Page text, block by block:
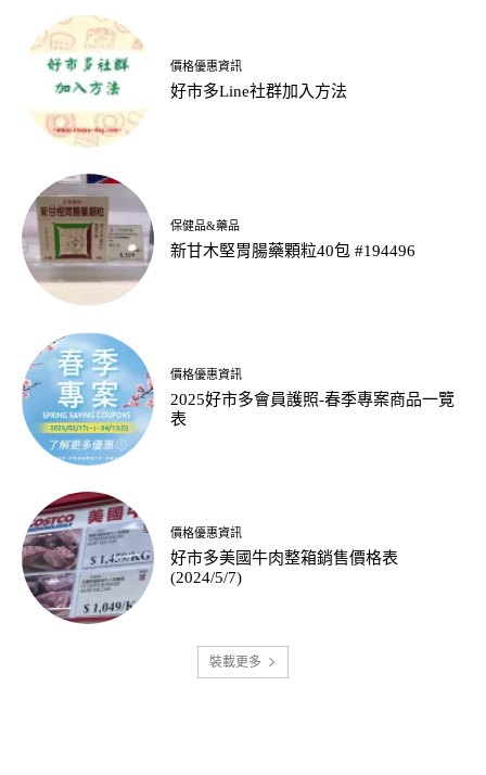
價格優惠資訊
好市多Line社群加入方法
保健品&藥品
新甘木堅胃腸藥顆粒40包 #194496
價格優惠資訊
2025好市多會員護照-春季專案商品一覽
表
價格優惠資訊
好市多美國牛肉整箱銷售價格表
(2024/5/7)
裝載更多